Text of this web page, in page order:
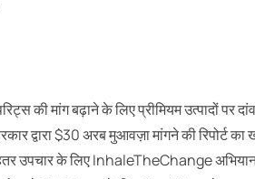
की मांग बढ़ाने के लिए प्रीमियम उत्पादों पर
द्वारा $30 अरब मुआवज़ा मांगने की रिपोर्ट
उपचार के लिए InhaleTheChange